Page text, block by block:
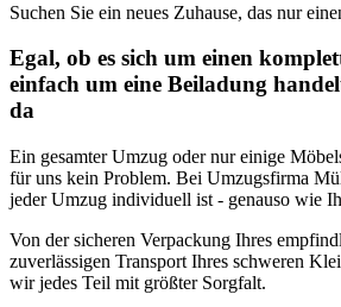
Suchen Sie ein neues Zuhause, das nur
Egal, ob es sich um einen
einfach um eine Beiladung
da
Ein gesamter Umzug oder nur einige
für uns kein Problem. Bei Umzugsfirma
jeder Umzug individuell ist - genauso wie
Von der sicheren Verpackung Ihres
zuverlässigen Transport Ihres schweren
wir jedes Teil mit größter Sorgfalt.